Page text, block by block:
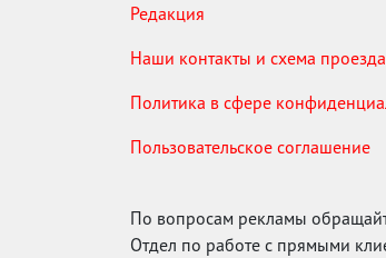
Редакция
Наши контакты и схема проезда
Политика в сфере
Пользовательское соглашение
По вопросам рекламы
Отдел по работе с прямыми